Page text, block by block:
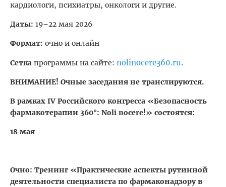
кардиологи, психиатры, онкологи и другие.
Даты: 19–22 мая 2026
Формат: очно и онлайн
Сетка программы на сайте: nolinocere360.ru.
ВНИМАНИЕ! Очные заседания не транслируются.
В рамках IV Российского конгресса «Безопасность
фармакотерапии 360°: Noli nocere!» состоятся:
18 мая
Очно: Тренинг «Практические аспекты рутинной
деятельности специалиста по фармаконадзору в